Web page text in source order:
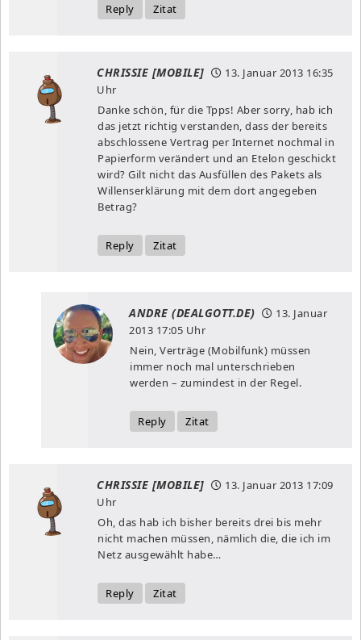
Reply Zitat
CHRISSIE [MOBILE] 13. Januar 2013 16:35
Uhr
Danke schön, für die Tpps! Aber sorry, hab ich
das jetzt richtig verstanden, dass der bereits
abschlossene Vertrag per Internet nochmal in
Papierform verändert und an Etelon geschickt
wird? Gilt nicht das Ausfüllen des Pakets als
Willenserklärung mit dem dort angegeben
Betrag?
Reply Zitat
ANDRE (DEALGOTT.DE)
13. Januar
2013 17:05 Uhr
Nein, Verträge (Mobilfunk) müssen
immer noch mal unterschrieben
werden – zumindest in der Regel.
Reply Zitat
CHRISSIE [MOBILE] 13. Januar 2013 17:09
Uhr
Oh, das hab ich bisher bereits drei bis mehr
nicht machen müssen, nämlich die, die ich im
Netz ausgewählt habe…
Reply Zitat